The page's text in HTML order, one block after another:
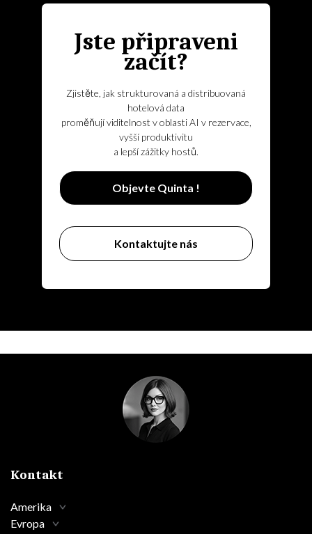
Jste připraveni
začít?
Zjistěte, jak strukturovaná a distribuovaná
hotelová data
proměňují viditelnost v oblasti AI v rezervace,
vyšší produktivitu
a lepší zážitky hostů.
Objevte Quinta !
Kontaktujte nás
Kontakt
Amerika
Evropa